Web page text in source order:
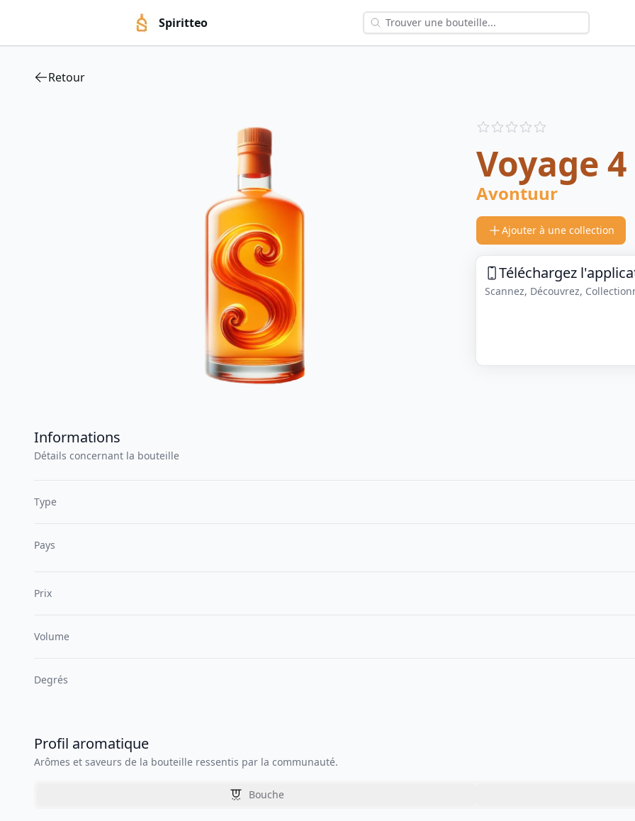
Spiritteo
Retour
Reviews
Voyage
Avontuur
Ajouter à une collection
Téléchargez
Scannez, Découvrez,
Informations
Détails concernant la bouteille
Type
Pays
Prix
Volume
Degrés
Profil aromatique
Arômes et saveurs de la bouteille ressentis par la communauté.
Bouche